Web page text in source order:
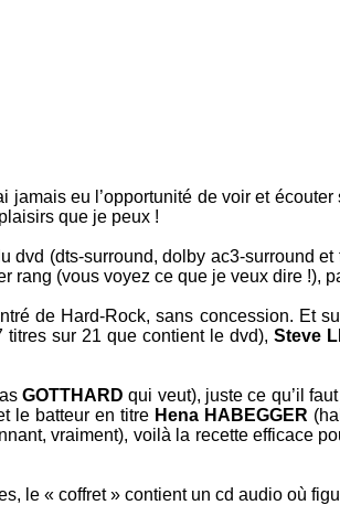
jamais eu l’opportunité de voir et écouter
que je peux !
dvd (dts-surround,dolby ac3-surround et
rang (vous voyez ce que je veux dire !),
de Hard-Rock, sans concession. Et
titres sur 21 que contient le dvd), Steve
GOTTHARDqui veut), juste ce qu’il
le batteur en titre Hena HABEGGER
vraiment), voilà la recette efficace
le « coffret » contient un cd audio où